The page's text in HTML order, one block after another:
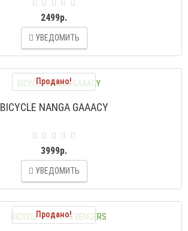
2499р.
УВЕДОМИТЬ
Продано!
BICYCLE NANGA GAAACY
3999р.
УВЕДОМИТЬ
Продано!